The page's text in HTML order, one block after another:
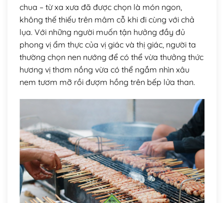
chua – từ xa xưa đã được chọn là món ngon,
không thế thiếu trên mâm cỗ khi đi cùng với chả
lụa. Với những người muốn tận hưởng đầy đủ
phong vị ẩm thực của vị giác và thị giác, người ta
thường chọn nen nướng để có thể vừa thưởng thức
hương vị thơm nồng vừa có thể ngắm nhìn xâu
nem tươm mỡ rồi đượm hồng trên bếp lửa than.